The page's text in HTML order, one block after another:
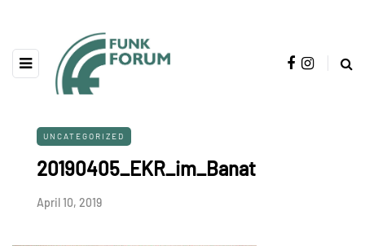
UNCATEGORIZED
20190405_EKR_im_Banat
April 10, 2019